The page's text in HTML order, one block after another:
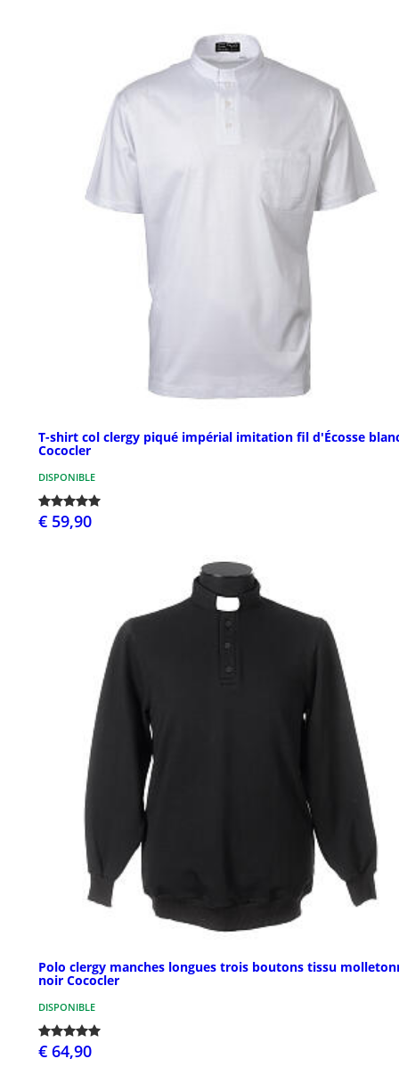
T-shirt col clergy piqué impérial imitation fil d'Écosse
Cococler
DISPONIBLE
€ 59,90
Polo clergy manches longues trois boutons tissu
noir Cococler
DISPONIBLE
€ 64,90